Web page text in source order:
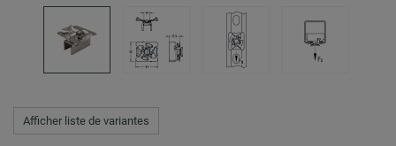
Afficher liste de variantes